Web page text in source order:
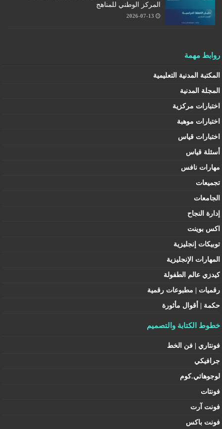
المركز الوطني للمناهج
2026-07-13
روابط مهمة
المكتبة المدنية التعليمية
المجلة المدنية
اختبارات مركزية
اختبارات موهبة
اختبارات قياس
أسئلة قياس
مهارات نافس
تجميعات
الجامعات
إدارة النجاح
اكس بوينت
توبيكات إنجليزية
المهارات الإنجليزية
كيدزي عالم الطفولة
رقميات | مطبوعات رقمية
حكمة | أقوال مأثورة
خطوط الكتابة والتصميم
فونتاري | فن الخط
جرافيكي
لوجوهاتي.كوم
فونتات
فونت آرت
فونت باكس